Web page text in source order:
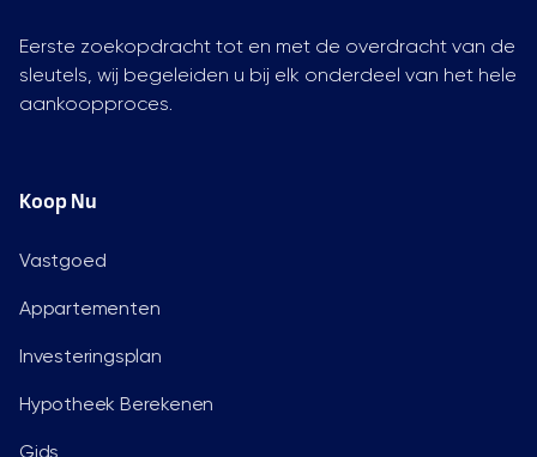
Eerste zoekopdracht tot en met de overdracht van de
sleutels, wij begeleiden u bij elk onderdeel van het hele
aankoopproces.
Koop Nu
Vastgoed
Appartementen
Investeringsplan
Hypotheek Berekenen
Gids